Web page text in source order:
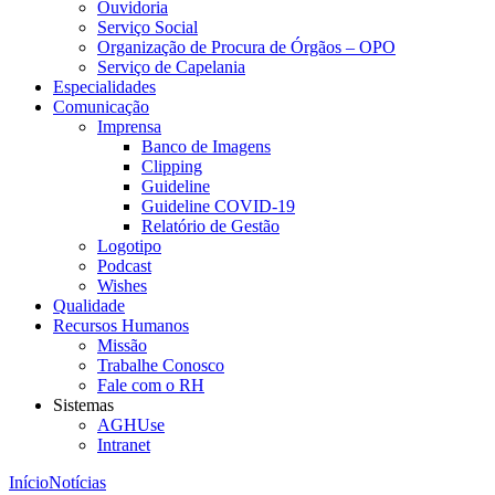
Ouvidoria
Serviço Social
Organização de Procura de Órgãos – OPO
Serviço de Capelania
Especialidades
Comunicação
Imprensa
Banco de Imagens
Clipping
Guideline
Guideline COVID-19
Relatório de Gestão
Logotipo
Podcast
Wishes
Qualidade
Recursos Humanos
Missão
Trabalhe Conosco
Fale com o RH
Sistemas
AGHUse
Intranet
InícioNotícias